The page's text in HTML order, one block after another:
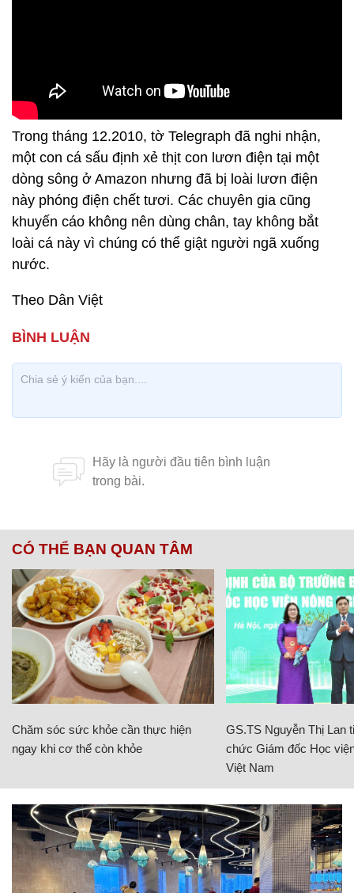
Trong tháng 12.2010, tờ Telegraph đã nghi nhận,
một con cá sấu định xẻ thịt con lươn điện tại một
dòng sông ở Amazon nhưng đã bị loài lươn điện
này phóng điện chết tươi. Các chuyên gia cũng
khuyến cáo không nên dùng chân, tay không bắt
loài cá này vì chúng có thể giật người ngã xuống
nước.
Theo Dân Việt
CÓ THỂ BẠN QUAN TÂM
Chăm sóc sức khỏe cần thực hiện
ngay khi cơ thể còn khỏe
GS.TS Nguyễn Thị Lan
chức Giám đốc Học
Việt Nam